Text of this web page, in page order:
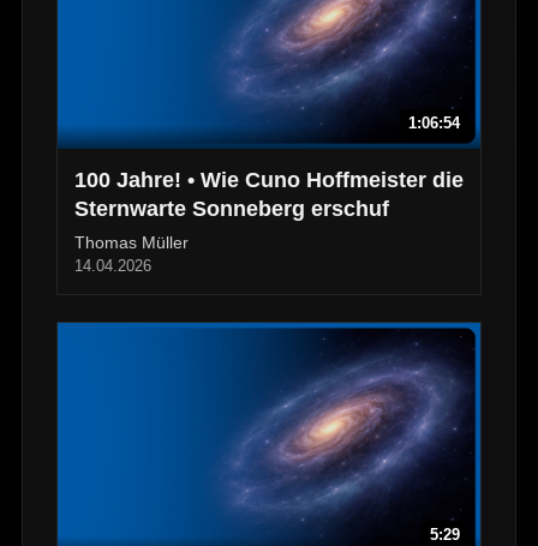
1:06:54
100 Jahre! • Wie Cuno Hoffmeister die
Sternwarte Sonneberg erschuf
Thomas Müller
14.04.2026
5:29